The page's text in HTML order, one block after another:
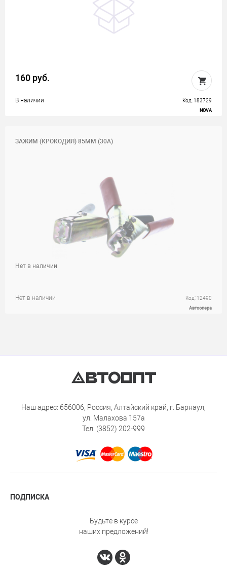
160 руб.
В наличии Код: 183729
NOVA
ЗАЖИМ (КРОКОДИЛ) 85ММ (30A)
Нет в наличии Код: 12490
Автоопера
Нет в наличии
Наш адрес: 656006, Россия, Алтайский край, г. Барнаул,
ул. Малахова 157а
Тел: (3852) 202-999
ПОДПИСКА
Будьте в курсе
наших предложений!